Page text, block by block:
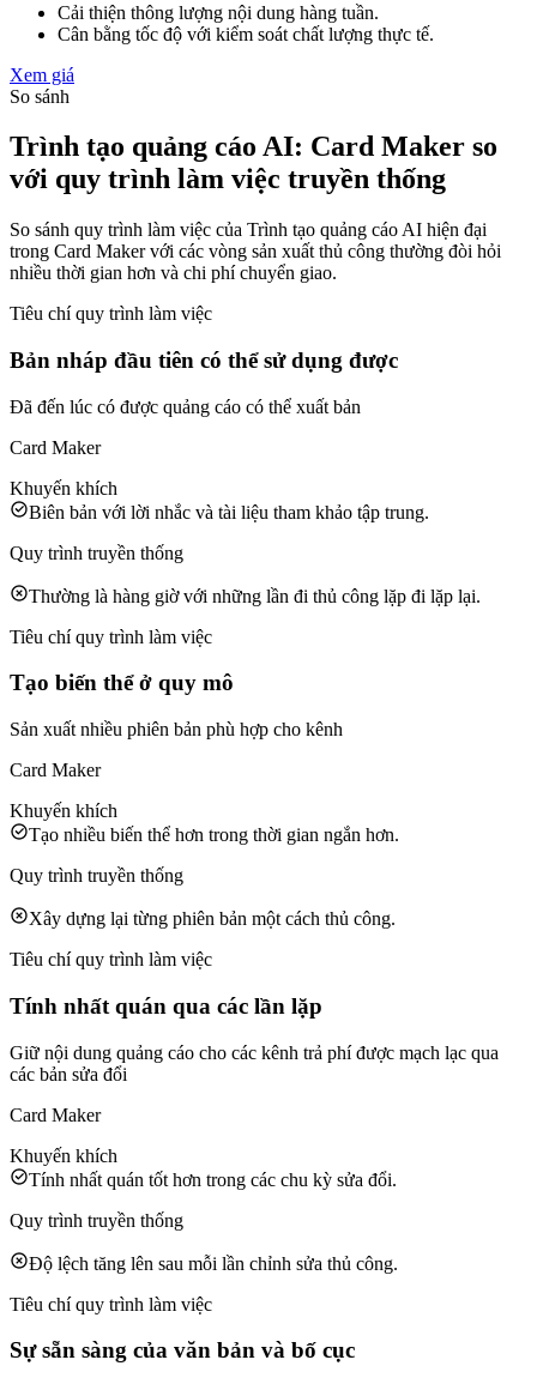
Cải thiện thông lượng nội dung hàng tuần.
Cân bằng tốc độ với kiểm soát chất lượng thực tế.
Xem giá
So sánh
Trình tạo quảng cáo AI: Card Maker so
với quy trình làm việc truyền thống
So sánh quy trình làm việc của Trình tạo quảng cáo AI hiện đại
trong Card Maker với các vòng sản xuất thủ công thường đòi hỏi
nhiều thời gian hơn và chi phí chuyển giao.
Tiêu chí quy trình làm việc
Bản nháp đầu tiên có thể sử dụng được
Đã đến lúc có được quảng cáo có thể xuất bản
Card Maker
Khuyến khích
Biên bản với lời nhắc và tài liệu tham khảo tập trung.
Quy trình truyền thống
Thường là hàng giờ với những lần đi thủ công lặp đi lặp lại.
Tiêu chí quy trình làm việc
Tạo biến thể ở quy mô
Sản xuất nhiều phiên bản phù hợp cho kênh
Card Maker
Khuyến khích
Tạo nhiều biến thể hơn trong thời gian ngắn hơn.
Quy trình truyền thống
Xây dựng lại từng phiên bản một cách thủ công.
Tiêu chí quy trình làm việc
Tính nhất quán qua các lần lặp
Giữ nội dung quảng cáo cho các kênh trả phí được mạch lạc qua
các bản sửa đổi
Card Maker
Khuyến khích
Tính nhất quán tốt hơn trong các chu kỳ sửa đổi.
Quy trình truyền thống
Độ lệch tăng lên sau mỗi lần chỉnh sửa thủ công.
Tiêu chí quy trình làm việc
Sự sẵn sàng của văn bản và bố cục